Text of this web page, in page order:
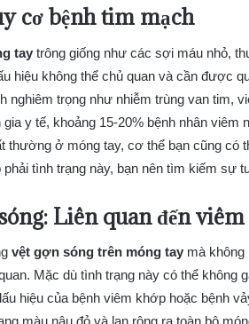
cơ bệnh tim mạch
tay trông giống như các sợi máu nhỏ,
hiệu không thể chủ quan và cần được
nghiêm trọng như nhiễm trùng van tim,
y tế, khoảng 15-20% bệnh nhân
thường ở móng tay, cơ thể bạn cũng có
tình trạng này, bạn nên tìm kiếm sự
Liên quan đến
vệt gợn sóng trên móng tay mà
Mặc dù tình trạng này có thể không
hiệu của bệnh viêm khớp hoặc bệnh